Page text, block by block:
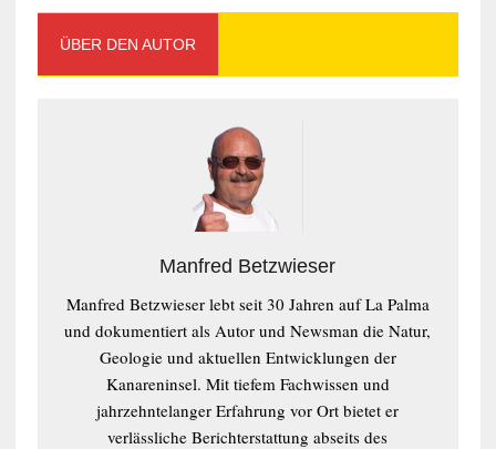
ÜBER DEN AUTOR
Manfred Betzwieser
Manfred Betzwieser lebt seit 30 Jahren auf La Palma
und dokumentiert als Autor und Newsman die Natur,
Geologie und aktuellen Entwicklungen der
Kanareninsel. Mit tiefem Fachwissen und
jahrzehntelanger Erfahrung vor Ort bietet er
verlässliche Berichterstattung abseits des